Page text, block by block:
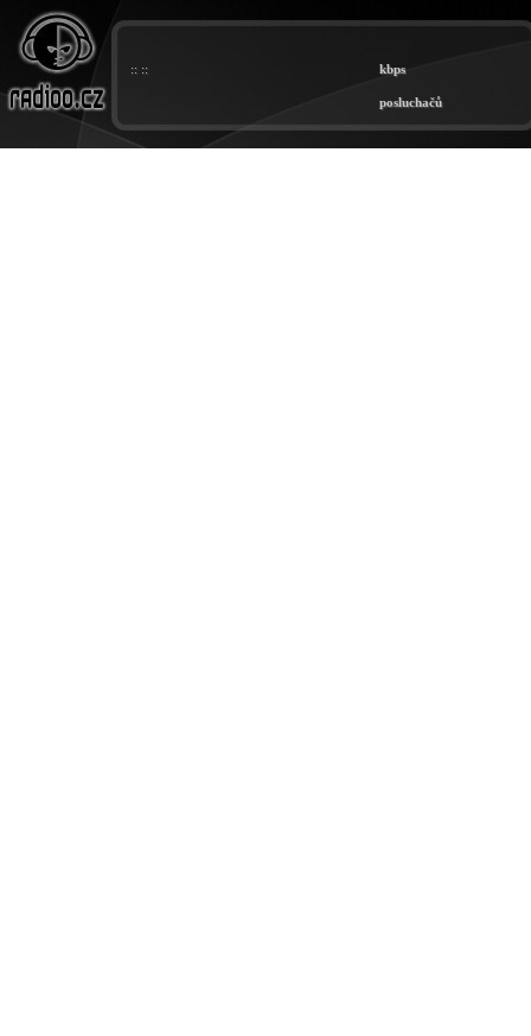
:: :: kbps
posluchačů